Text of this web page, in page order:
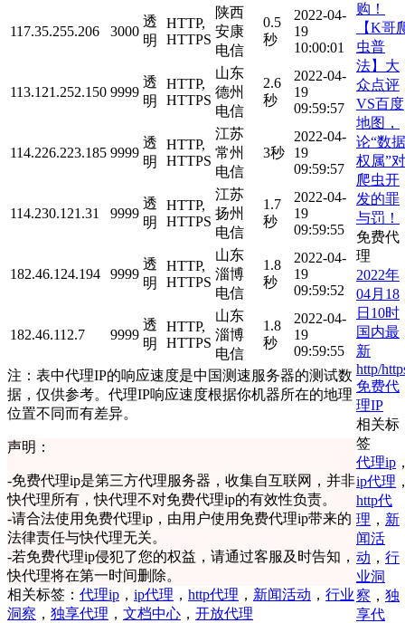
117.35.255.206 3000
透
明
HTTP,
HTTPS
陕西
安康
电信
0.5
秒
2022-04-
19
10:00:01
113.121.252.150 9999
透
明
HTTP,
HTTPS
山东
德州
电信
2.6
秒
2022-04-
19
09:59:57
114.226.223.185 9999
透
明
HTTP,
HTTPS
江苏
常州
电信
3秒
2022-04-
19
09:59:57
114.230.121.31 9999
透
明
HTTP,
HTTPS
江苏
扬州
电信
1.7
秒
2022-04-
19
09:59:55
182.46.124.194 9999
透
明
HTTP,
HTTPS
山东
淄博
电信
1.8
秒
2022-04-
19
09:59:52
182.46.112.7 9999
透
明
HTTP,
HTTPS
山东
淄博
电信
1.8
秒
2022-04-
19
09:59:55
注：表中代理IP的响应速度是中国测速服务器的测试数
据，仅供参考。代理IP响应速度根据你机器所在的地理
位置不同而有差异。
声明：
-免费代理ip是第三方代理服务器，收集自互联网，并非
快代理所有，快代理不对免费代理ip的有效性负责。
-请合法使用免费代理ip，由用户使用免费代理ip带来的
法律责任与快代理无关。
-若免费代理ip侵犯了您的权益，请通过客服及时告知，
快代理将在第一时间删除。
相关标签： 代理ip ， ip代理 ， http代理 ， 新闻活动 ， 行业
洞察 ， 独享代理 ， 文档中心 ， 开放代理
购！
【K哥
虫普
法】大
众点评
VS百度
地图，
论“数据
权属”对
爬虫开
发的罪
与罚！
免费代
理
2022年
04月18
日10时
国内最
新
http/
免费代
理IP
相关标
签
代理ip
ip代理
http代
理 ， 新
闻活
动 ， 行
业洞
察 ， 独
享代